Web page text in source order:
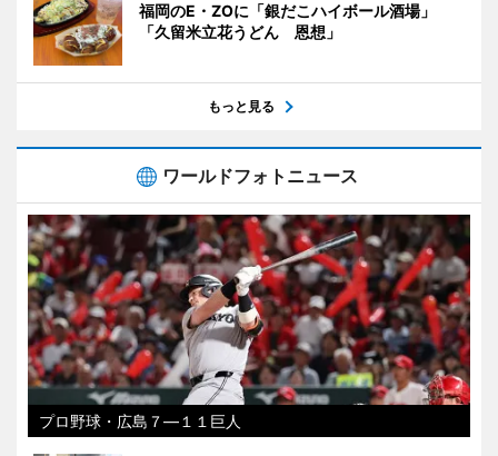
福岡のE・ZOに「銀だこハイボール酒場」
「久留米立花うどん 恩想」
もっと見る
ワールドフォトニュース
プロ野球・広島７―１１巨人